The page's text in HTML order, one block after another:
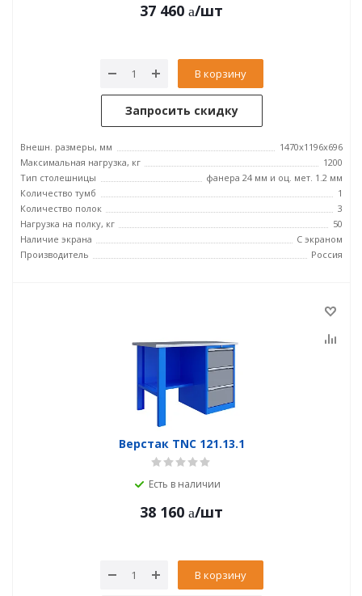
37 460 /шт
В корзину
Запросить скидку
Внешн. размеры, мм
1470x1196x696
Максимальная нагрузка, кг
1200
Тип столешницы
фанера 24 мм и оц. мет. 1.2 мм
Количество тумб
1
Количество полок
3
Нагрузка на полку, кг
50
Наличие экрана
С экраном
Производитель
Россия
Верстак TNC 121.13.1
Есть в наличии
38 160 /шт
В корзину